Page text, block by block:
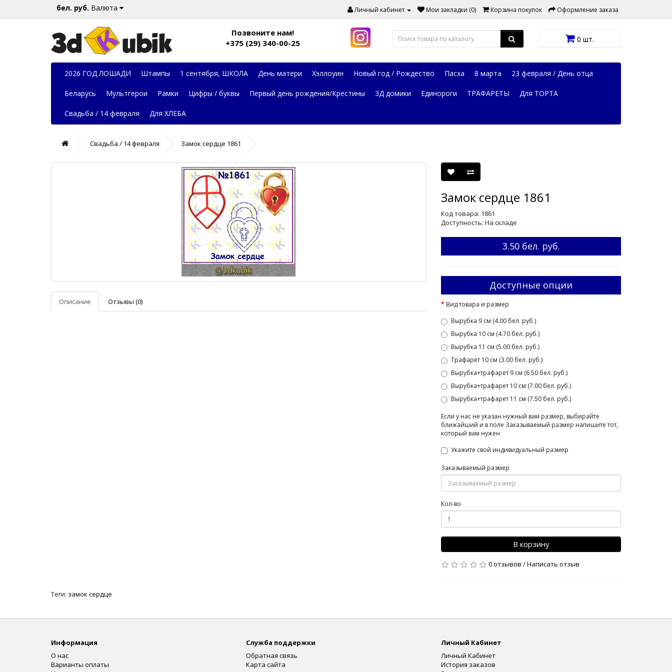
бел. руб. Валюта Личный кабинет Мои закладки (0) Корзина покупок Оформление заказа
Позвоните нам!
+375 (29) 340-00-25
0 шт.
2026 ГОД ЛОШАДИ Штампы 1 сентября, ШКОЛА День матери Хэллоуин Новый год / Рождество Пасха 8 марта 23 февраля / День отца
Беларусь Мультгерои Рамки Цифры / буквы Первый день рождения/Крестины 3Д домики Единороги ТРАФАРЕТЫ Для ТОРТА
Свадьба / 14 февраля Для ХЛЕБА
Свадьба / 14 февраля Замок сердце 1861
Описание Отзывы (0)
Замок сердце 1861
Код товара: 1861
Доступность: На складе
3.50 бел. руб.
Доступные опции
Вид товара и размер
Вырубка 9 см (4.00 бел. руб.)
Вырубка 10 см (4.70 бел. руб.)
Вырубка 11 см (5.00 бел. руб.)
Трафарет 10 см (3.00 бел. руб.)
Вырубка+трафарет 9 см (6.50 бел. руб.)
Вырубка+трафарет 10 см (7.00 бел. руб.)
Вырубка+трафарет 11 см (7.50 бел. руб.)
Если у нас не указан нужный вам размер, выбирайте
ближайший и в поле Заказываемый размер напишите тот,
который вам нужен
Укажите свой индивидуальный размер
Заказываемый размер
Кол-во
В корзину
0 отзывов /Написать отзыв
Теги: замок сердце
Информация
О нас
Варианты оплаты
Служба поддержки
Обратная связь
Карта сайта
Личный Кабинет
Личный Кабинет
История заказов